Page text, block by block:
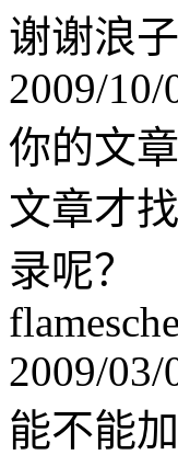
谢谢浪子
2009/10/
你的文
文章才
录呢？
2009/03/
能不能